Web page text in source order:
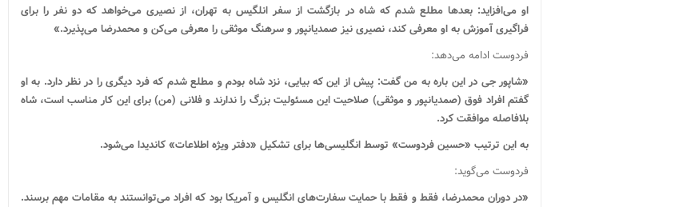
او می‌افزاید: بعدها مطلع شدم که شاه در بازگشت از سفر انلگیس به تهران، از نصیری می‌خواهد که دو نفر را برای
فراگیری آموزش به او معرفی کند، نصیری نیز صمدیانپور و سرهنگ موثقی را معرفی می‌کن و محمدرضا می‌پذیرد.»
فردوست ادامه می‌دهد:
«شاپور جی در این باره به من گفت: پیش از این که بیایی، نزد شاه بودم و مطلع شدم که فرد دیگری را در نظر دارد. به او
گفتم افراد فوق (صمدیانپور و موثقی) صلاحیت این مسئولیت بزرگ را ندارند و فلانی (من) برای این کار مناسب است، شاه
بلافاصله موافقت کرد.
به این ترتیب «حسین فردوست» توسط انگلیسی‌ها برای تشکیل «دفتر ویژه اطلاعات» کاندیدا می‌شود.
فردوست می‌گوید:
«در دوران محمدرضا، فقط و فقط با حمایت سفارت‌های انگلیس و آمریکا بود که افراد می‌توانستند به مقامات مهم برسند.